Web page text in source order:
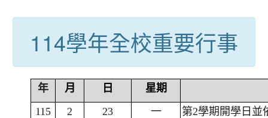
114學年全校重要行事
年 月 日
星期
115
2 23 一
第2學期開學日並